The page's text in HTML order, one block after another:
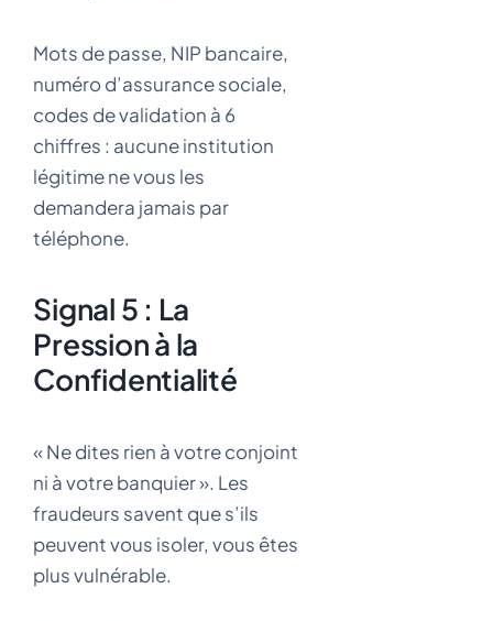
Mots de passe, NIP bancaire,
numéro d’assurance sociale,
codes de validation à 6
chiffres : aucune institution
légitime ne vous les
demandera jamais par
téléphone.
Signal 5 : La
Pression à la
Confidentialité
« Ne dites rien à votre conjoint
ni à votre banquier ». Les
fraudeurs savent que s’ils
peuvent vous isoler, vous êtes
plus vulnérable.